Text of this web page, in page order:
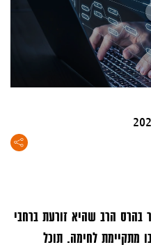
בהרס הרב שהיא זורעת ברחבי
מתקיימת לחימה. תוכל